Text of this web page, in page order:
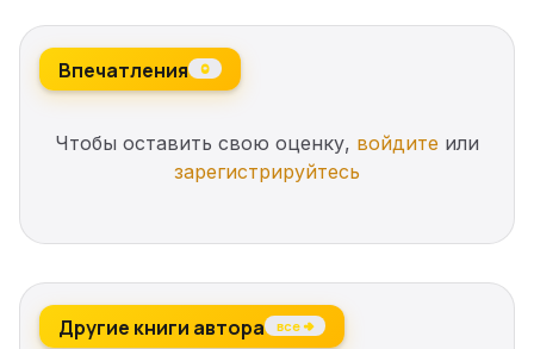
Впечатления 0
Чтобы оставить свою оценку, войдите или
зарегистрируйтесь
Другие книги автора все →